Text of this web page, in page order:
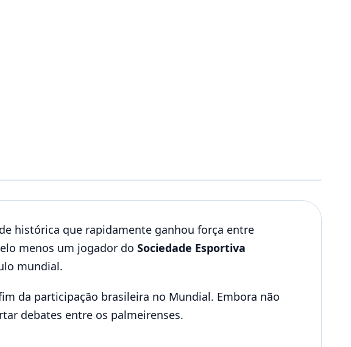
histórica que rapidamente ganhou força entre
menos um jogador do Sociedade Esportiva
mundial.
da participação brasileira no Mundial. Embora não
debates entre os palmeirenses.